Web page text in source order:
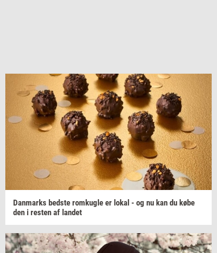
Dan­marks bed­ste rom­kug­le er lokal - og nu kan du købe
den i re­sten af lan­det